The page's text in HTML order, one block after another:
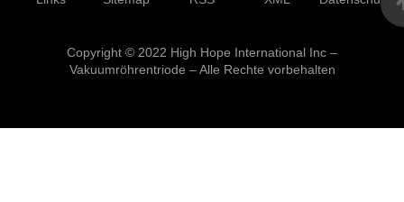
Copyright © 2022 High Hope International Inc –
Vakuumröhrentriode – Alle Rechte vorbehalten